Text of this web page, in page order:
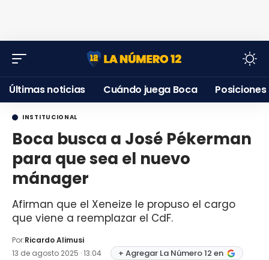
Últimas noticias Cuándo juega Boca Posiciones
INSTITUCIONAL
Boca busca a José Pékerman
para que sea el nuevo
mánager
Afirman que el Xeneize le propuso el cargo
que viene a reemplazar el CdF.
Por:Ricardo Alimusi
13 de agosto 2025 · 13:04
+ Agregar La Número 12 en